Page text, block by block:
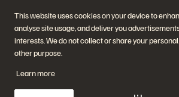
This website uses cookies on your device to
analyse site usage, and deliver you
interests. We do not collect or share your
other purpose.
Learn more
即時企業級檔案
資源
示範
活動和線上研討會
客戶成功案例
業